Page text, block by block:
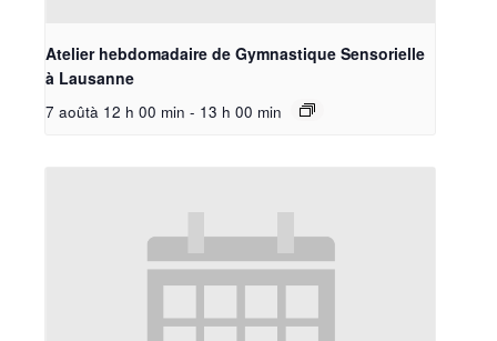
Atelier hebdomadaire de Gymnastique Sensorielle
à Lausanne
7 aoûtà 12 h 00 min - 13 h 00 min